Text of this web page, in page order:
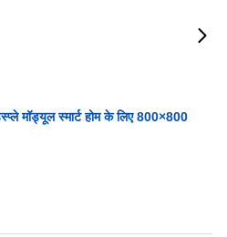
मॉड्यूल स्मार्ट होम के लिए 800×800